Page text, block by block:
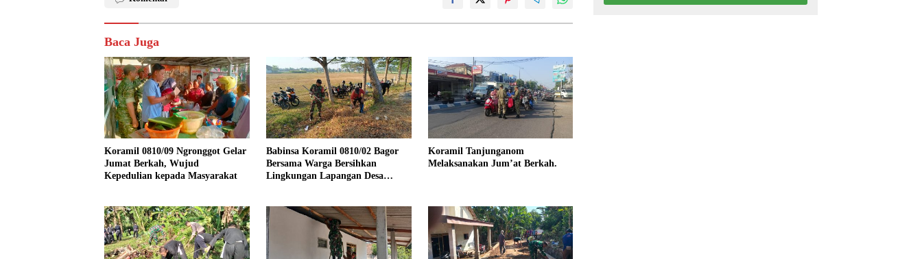
Baca Juga
Koramil 0810/09 Ngronggot Gelar
Jumat Berkah, Wujud
Kepedulian kepada Masyarakat
Babinsa Koramil 0810/02 Bagor
Bersama Warga Bersihkan
Lingkungan Lapangan Desa
Koramil Tanjunganom
Melaksanakan Jum’at Berkah.